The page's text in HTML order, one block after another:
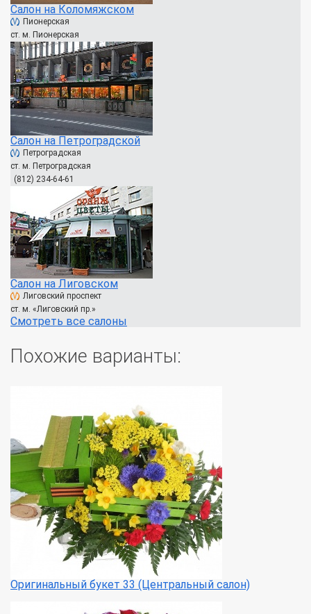
Салон на Коломяжском
Пионерская
ст. м. Пионерская
Салон на Петроградской
Петроградская
ст. м. Петроградская
(812) 234-64-61
Салон на Лиговском
Лиговский проспект
ст. м. «Лиговский пр.»
Смотреть все салоны
Похожие варианты:
Оригинальный букет 33 (Центральный салон)